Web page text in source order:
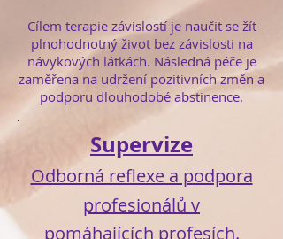
Cílem terapie závislostí je naučit se žít
plnohodnotný život bez závislosti na
návykových látkách. Následná péče je
zaměřena na udržení pozitivních změn a
podporu dlouhodobé abstinence.
Supervize
Odborná reflexe a podpora
profesionálů v
pomáhajících profesích.​